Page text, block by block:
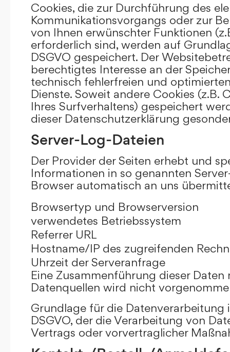
Cookies, die zur Durchführung des
Kommunikationsvorgangs oder zur
von Ihnen erwünschter Funktionen
erforderlich sind, werden auf
DSGVO gespeichert. Der
berechtigtes Interesse an der
technisch fehlerfreien und
Dienste. Soweit andere Cookies (z.B.
Ihres Surfverhaltens) gespeichert
dieser Datenschutzerklärung
Server-Log-Dateien
Der Provider der Seiten erhebt und
Informationen in so genannten
Browser automatisch an uns
Browsertyp und Browserversion
verwendetes Betriebssystem
Referrer URL
Hostname/IP des zugreifenden
Uhrzeit der Serveranfrage
Eine Zusammenführung dieser Daten
Datenquellen wird nicht
Grundlage für die Datenverarbeitung
DSGVO, der die Verarbeitung von
Vertrags oder vorvertraglicher